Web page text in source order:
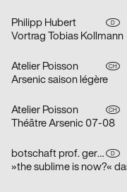
Philipp Hubert D
Vortrag Tobias Kollmann
Atelier Poisson CH
Arsenic saison légère
Atelier Poisson CH
Théâtre Arsenic 07-08
botschaft prof. gertrud nolte visuelle kommunikation und beratung D